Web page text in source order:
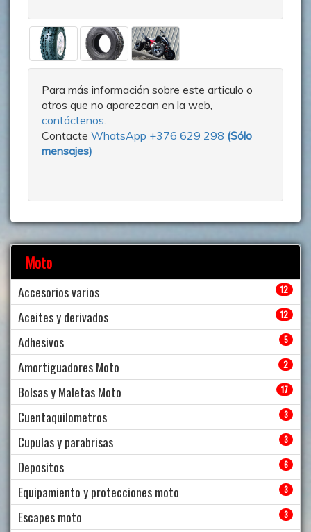
Para más información sobre este articulo o
otros que no aparezcan en la web,
contáctenos
Contacte WhatsApp +376 629 298 (Sólo
mensajes)
Moto
Accesorios varios 12
Aceites y derivados 12
Adhesivos 5
Amortiguadores Moto 2
Bolsas y Maletas Moto 17
Cuentaquilometros 3
Cupulas y parabrisas 3
Depositos 6
Equipamiento y protecciones moto 3
Escapes moto 3